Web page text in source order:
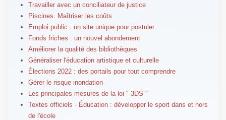
Travailler avec un conciliateur de justice
Piscines. Maîtriser les coûts
Emploi public : un site unique pour postuler
Fonds friches : un nouvel abondement
Améliorer la qualité des bibliothèques
Généraliser l'éducation artistique et culturelle
Élections 2022 : des portails pour tout comprendre
Gérer le risque inondation
Les principales mesures de la loi " 3DS "
Textes officiels - Éducation : développer le sport dans et hors
de l'école